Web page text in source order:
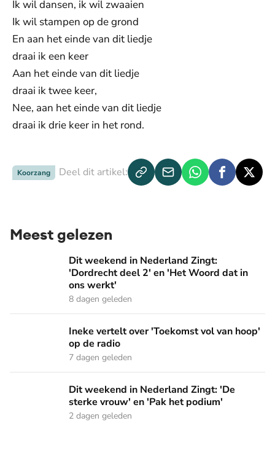
Ik wil dansen, ik wil zwaaien
Ik wil stampen op de grond
En aan het einde van dit liedje
draai ik een keer
Aan het einde van dit liedje
draai ik twee keer,
Nee, aan het einde van dit liedje
draai ik drie keer in het rond.
Koorzang Deel dit artikel:
Meest gelezen
Dit weekend in Nederland Zingt: 'Dordrecht deel 2' en
Dit weekend in Nederland Zingt:
'Dordrecht deel 2' en 'Het Woord dat in
ons werkt'
8 dagen geleden
Ineke vertelt over 'Toekomst vol van hoop' op de radio
Ineke vertelt over 'Toekomst vol van hoop'
op de radio
7 dagen geleden
Dit weekend in Nederland Zingt: 'De sterke vrouw' en 'Pak
Dit weekend in Nederland Zingt: 'De
sterke vrouw' en 'Pak het podium'
2 dagen geleden